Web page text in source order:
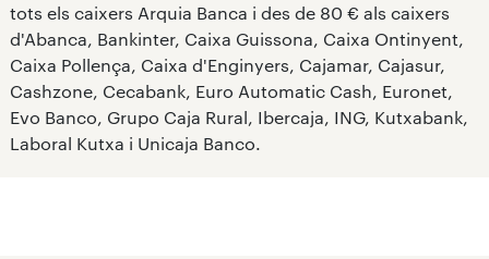
tots els caixers Arquia Banca i des de 80 € als caixers
d'Abanca, Bankinter, Caixa Guissona, Caixa Ontinyent,
Caixa Pollença, Caixa d'Enginyers, Cajamar, Cajasur,
Cashzone, Cecabank, Euro Automatic Cash, Euronet,
Evo Banco, Grupo Caja Rural, Ibercaja, ING, Kutxabank,
Laboral Kutxa i Unicaja Banco.